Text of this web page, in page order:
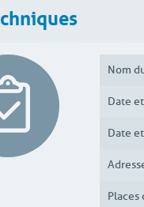
Nom
Date
Date
Places